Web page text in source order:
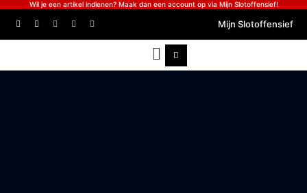
Wil je een artikel indienen? Maak dan een account op via Mijn Slotoffensief!
Mijn Slotoffensief